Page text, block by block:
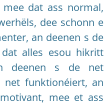
dat ass normal,
dee schonn e
an deenen s de
alles esou hikritt
deenen s de net
net funktionéiert, an
mee et ass